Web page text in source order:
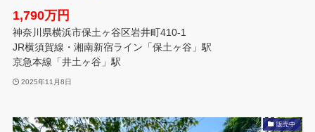
1,790万円
神奈川県横浜市保土ヶ谷区岩井町410-1
JR横須賀線・湘南新宿ライン「保土ヶ谷」駅
京急本線「井土ヶ谷」駅
2025年11月8日
販売中